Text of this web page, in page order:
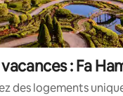
: Fa
des logements